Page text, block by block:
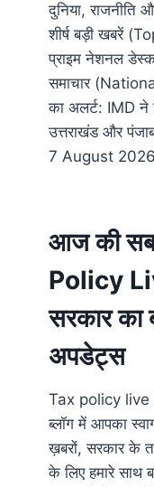
दुनिया,
शीर्ष बड़ी खबरें
प्राइम नेशनल
समाचार
का अलर्ट: IMD ने
उत्तराखंड और
7 August 2026
आज की
Policy
सरकार का
अपडेट्स
Tax policy
ब्लॉग में आपका
ख़बरों, सरकार के
के लिए हमारे साथ